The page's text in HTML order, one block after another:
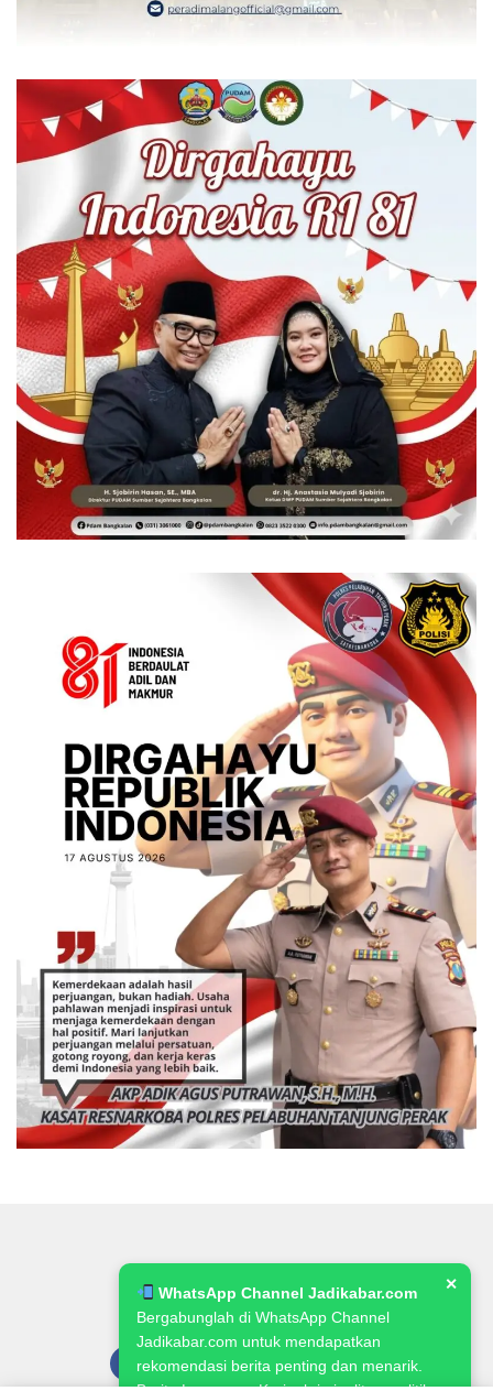
WhatsApp Channel Jadikabar.com
Bergabunglah di WhatsApp Channel
Jadikabar.com untuk mendapatkan
rekomendasi berita penting dan menarik.
✕